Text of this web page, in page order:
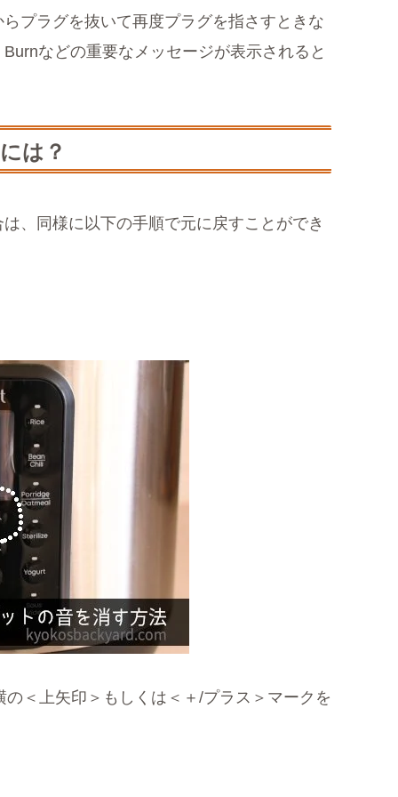
プラグを抜いて再度プラグを指さすときな
などの重要なメッセージが表示されると
は？
、同様に以下の手順で元に戻すことができ
＜上矢印＞もしくは＜＋/プラス＞マークを